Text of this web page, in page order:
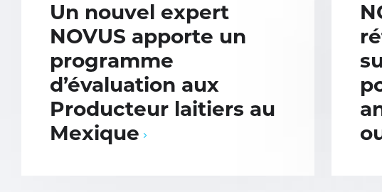
Un nouvel expert
NOVUS apporte un
programme
d’évaluation aux
Producteur laitiers au
Mexique